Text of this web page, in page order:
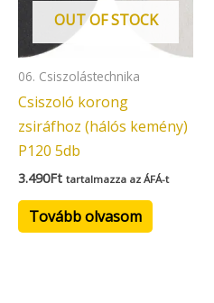
OUT OF STOCK
06. Csiszolástechnika
Csiszoló korong
zsiráfhoz (hálós kemény)
P120 5db
3.490Ft tartalmazza az ÁFÁ-t
Tovább olvasom